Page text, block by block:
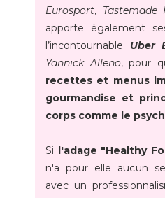
Eurosport, Tastemade
apporte également
l’incontournable Uber
Yannick Alleno, pour
recettes et menus
gourmandise et
corps comme le
Si l'adage "Healthy
n'a pour elle aucun
avec un